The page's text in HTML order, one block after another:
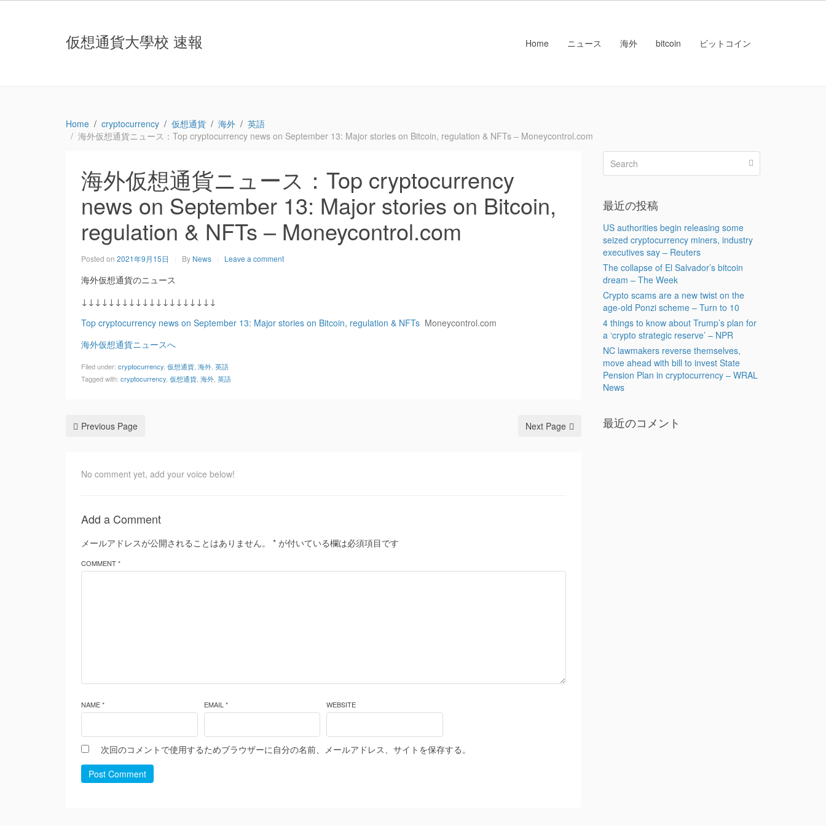
仮想通貨大學校 速報 Home ニュース 海外 bitcoin ビットコイン
Home cryptocurrency 仮想通貨 海外
英語
海外仮想通貨ニュース：Top cryptocurrency news on September 13: Major stories on Bitcoin, regulation & NFTs – Moneycontrol.com
海外仮想通貨ニュース：Top cryptocurrency
news on September 13: Major stories on Bitcoin,
regulation & NFTs – Moneycontrol.com
Posted on 2021年9月15日 By News Leave a comment
海外仮想通貨のニュース
↓↓↓↓↓↓↓↓↓↓↓↓↓↓↓↓↓↓↓↓
Top cryptocurrency news on September 13: Major stories on Bitcoin, regulation & NFTs Moneycontrol.com
海外仮想通貨ニュースへ
Filed under: cryptocurrency 仮想通貨 海外 英語
Tagged with: cryptocurrency 仮想通貨 海外 英語
Previous Page Next Page
No comment yet, add your voice below!
Add a Comment
メールアドレスが公開されることはありません。 * が付いている欄は必須項目です
COMMENT *
NAME * EMAIL * WEBSITE
次回のコメントで使用するためブラウザーに自分の名前、メールアドレス、サイトを保存する。
Post Comment
最近の投稿
US authorities begin releasing some
seized cryptocurrency miners, industry
executives say – Reuters
The collapse of El Salvador’s bitcoin
dream – The Week
Crypto scams are a new twist on the
age-old Ponzi scheme – Turn to 10
4 things to know about Trump’s plan for
a ‘crypto strategic reserve’ – NPR
NC lawmakers reverse themselves,
move ahead with bill to invest State
Pension Plan in cryptocurrency – WRAL
News
最近のコメント